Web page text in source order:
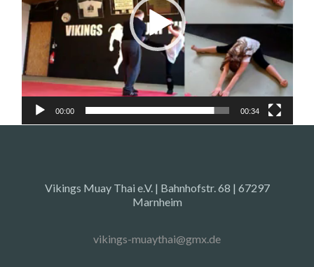
00:00 00:34
Vikings Muay Thai e.V. | Bahnhofstr. 68 | 67297
Marnheim
vikings-muaythai@gmx.de